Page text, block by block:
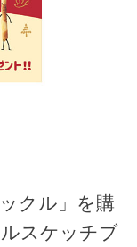
クル」を購
スケッチブ